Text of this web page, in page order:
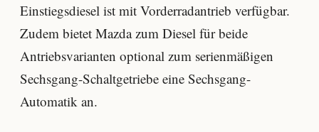
Einstiegsdiesel ist mit Vorderradantrieb verfügbar.
Zudem bietet Mazda zum Diesel für beide
Antriebsvarianten optional zum serienmäßigen
Sechsgang-Schaltgetriebe eine Sechsgang-
Automatik an.